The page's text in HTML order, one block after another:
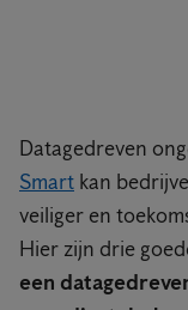
Datagedreven
Smart kan
veiliger en
Hier zijn drie
een